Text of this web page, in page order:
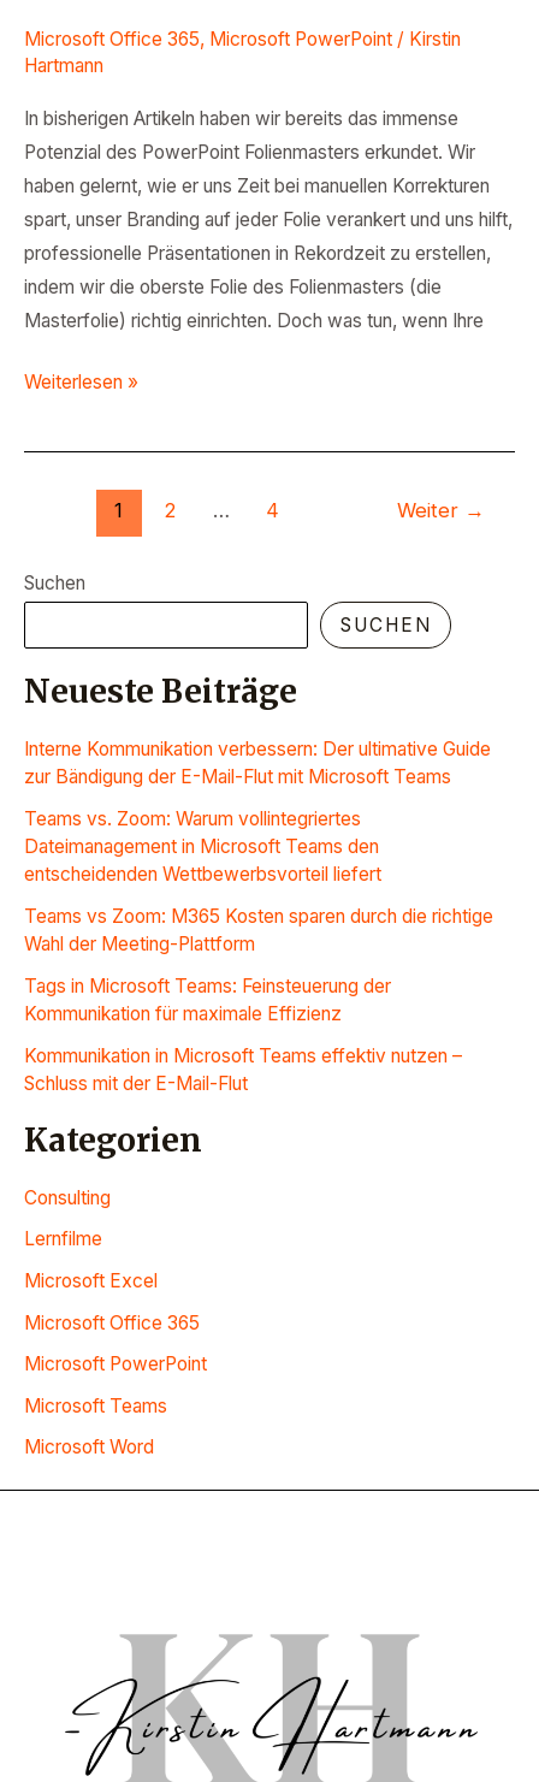
Microsoft Office 365, Microsoft PowerPoint / Kirstin
Hartmann
In bisherigen Artikeln haben wir bereits das immense
Potenzial des PowerPoint Folienmasters erkundet. Wir
haben gelernt, wie er uns Zeit bei manuellen Korrekturen
spart, unser Branding auf jeder Folie verankert und uns hilft,
professionelle Präsentationen in Rekordzeit zu erstellen,
indem wir die oberste Folie des Folienmasters (die
Masterfolie) richtig einrichten. Doch was tun, wenn Ihre
Weiterlesen »
1 2 … 4 Weiter →
Suchen
SUCHEN
Neueste Beiträge
Interne Kommunikation verbessern: Der ultimative Guide
zur Bändigung der E-Mail-Flut mit Microsoft Teams
Teams vs. Zoom: Warum vollintegriertes
Dateimanagement in Microsoft Teams den
entscheidenden Wettbewerbsvorteil liefert
Teams vs Zoom: M365 Kosten sparen durch die richtige
Wahl der Meeting-Plattform
Tags in Microsoft Teams: Feinsteuerung der
Kommunikation für maximale Effizienz
Kommunikation in Microsoft Teams effektiv nutzen –
Schluss mit der E-Mail-Flut
Kategorien
Consulting
Lernfilme
Microsoft Excel
Microsoft Office 365
Microsoft PowerPoint
Microsoft Teams
Microsoft Word